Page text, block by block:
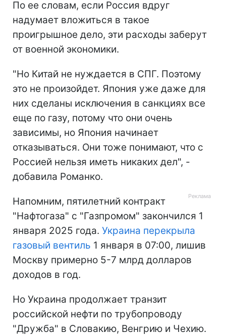
По ее словам, если Россия вдруг
надумает вложиться в такое
проигрышное дело, эти расходы заберут
от военной экономики.
"Но Китай не нуждается в СПГ. Поэтому
это не произойдет. Япония уже даже для
них сделаны исключения в санкциях все
еще по газу, потому что они очень
зависимы, но Япония начинает
отказываться. Они тоже понимают, что с
Россией нельзя иметь никаких дел", -
добавила Романко.
Напомним, пятилетний контракт
"Нафтогаза" с "Газпромом" закончился 1
января 2025 года. Украина перекрыла
газовый вентиль 1 января в 07:00, лишив
Москву примерно 5-7 млрд долларов
доходов в год.
Но Украина продолжает транзит
российской нефти по трубопроводу
"Дружба" в Словакию, Венгрию и Чехию.